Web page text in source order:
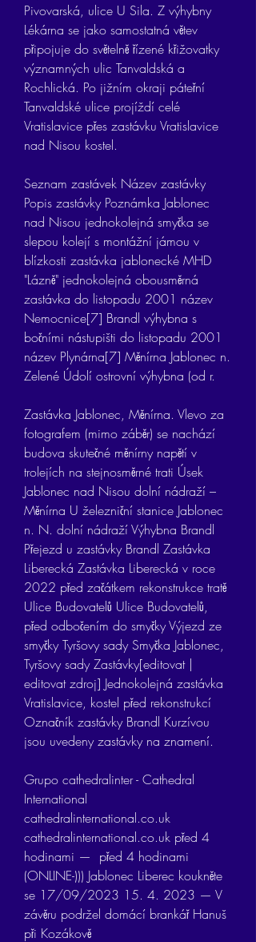
Pivovarská, ulice U Sila. Z výhybny
Lékárna se jako samostatná větev
připojuje do světelně řízené křižovatky
významných ulic Tanvaldská a
Rochlická. Po jižním okraji páteřní
Tanvaldské ulice projíždí celé
Vratislavice přes zastávku Vratislavice
nad Nisou kostel.
Seznam zastávek Název zastávky
Popis zastávky Poznámka Jablonec
nad Nisou jednokolejná smyčka se
slepou kolejí s montážní jámou v
blízkosti zastávka jablonecké MHD
"Lázně" jednokolejná obousměrná
zastávka do listopadu 2001 název
Nemocnice[7] Brandl výhybna s
bočními nástupišti do listopadu 2001
název Plynárna[7] Měnírna Jablonec n.
Zelené Údolí ostrovní výhybna (od r.
Zastávka Jablonec, Měnírna. Vlevo za
fotografem (mimo záběr) se nachází
budova skutečné měnírny napětí v
trolejích na stejnosměrné trati Úsek
Jablonec nad Nisou dolní nádraží –
Měnírna U železniční stanice Jablonec
n. N. dolní nádraží Výhybna Brandl
Přejezd u zastávky Brandl Zastávka
Liberecká Zastávka Liberecká v roce
2022 před začátkem rekonstrukce tratě
Ulice Budovatelů Ulice Budovatelů,
před odbočením do smyčky Výjezd ze
smyčky Tyršovy sady Smyčka Jablonec,
Tyršovy sady Zastávky[editovat |
editovat zdroj] Jednokolejná zastávka
Vratislavice, kostel před rekonstrukcí
Označník zastávky Brandl Kurzívou
jsou uvedeny zastávky na znamení.
Grupo cathedralinter - Cathedral
International
cathedralinternational.co.uk
cathedralinternational.co.uk před 4
hodinami —  před 4 hodinami
(ONLINE-))) Jablonec Liberec koukněte
se 17/09/2023 15. 4. 2023 — V
závěru podržel domácí brankář Hanuš
při Kozákově